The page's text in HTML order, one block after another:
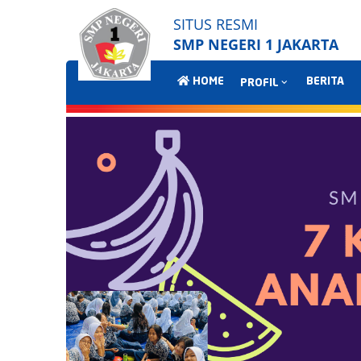
SITUS RESMI
SMP NEGERI 1 JAKARTA
HOME PROFIL BERITA